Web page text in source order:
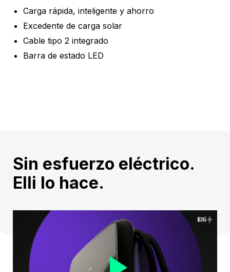
Carga rápida, inteligente y ahorro
Excedente de carga solar
Cable tipo 2 integrado
Barra de estado LED
Sin esfuerzo eléctrico.
Elli lo hace.